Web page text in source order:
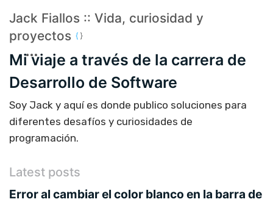
Jack Fiallos :: Vida, curiosidad y
proyectos
Mi viaje a través de la carrera de
Desarrollo de Software
Soy Jack y aquí es donde publico soluciones para
diferentes desafíos y curiosidades de
programación.
Latest posts
Error al cambiar el color blanco en la barra de